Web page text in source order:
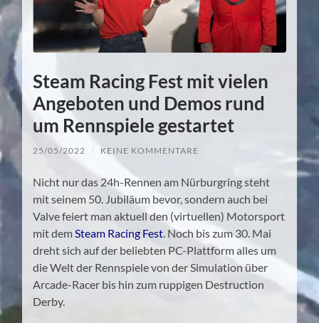
Steam Racing Fest mit vielen
Angeboten und Demos rund
um Rennspiele gestartet
25/05/2022 / KEINE KOMMENTARE
Nicht nur das 24h-Rennen am Nürburgring steht
mit seinem 50. Jubiläum bevor, sondern auch bei
Valve feiert man aktuell den (virtuellen) Motorsport
mit demSteam Racing Fest. Noch bis zum 30. Mai
dreht sich auf der beliebten PC-Plattform alles um
die Welt der Rennspiele von der Simulation über
Arcade-Racer bis hin zum ruppigen Destruction
Derby.